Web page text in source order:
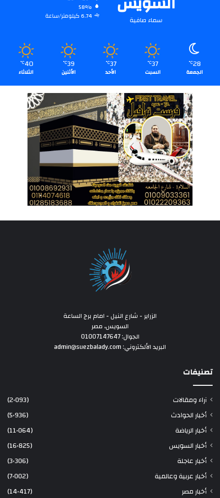
سماء صافية
58%
6.74 كيلومتر/ساعة
28
℃
الجمعة
37
℃
السبت
37
℃
الأحد
39
℃
الأثنين
40
℃
الثلاثاء
الزراير - شارع النيل - امام برج الساعة
السويس، مصر
الجوال: 01007147647
البريد الألكتروني: admin@suezbalady.com
تصنيفات
آراء ومقالات
(2٬093)
أخبار الحوادث
(5٬936)
أخبار الرياضة
(11٬064)
أخبار السويس
(16٬825)
أخبار عاجلة
(3٬306)
أخبار عربية وعالمية
(7٬002)
أخبار مصر
(14٬417)